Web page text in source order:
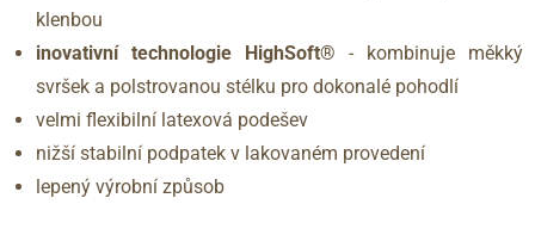
klenbou
inovativní technologie HighSoft® - kombinuje měkký
svršek a polstrovanou stélku pro dokonalé pohodlí
velmi flexibilní latexová podešev
nižší stabilní podpatek v lakovaném provedení
lepený výrobní způsob